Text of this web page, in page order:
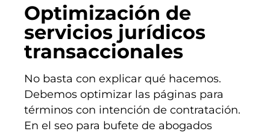
Optimización de
servicios jurídicos
transaccionales
No basta con explicar qué hacemos.
Debemos optimizar las páginas para
términos con intención de contratación.
En el seo para bufete de abogados